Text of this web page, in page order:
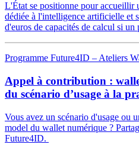
L'État se positionne pour accueillir
dédiée à l'intelligence artificielle et
d'euros de capacités de calcul si un
Programme Future4ID – Ateliers
Appel à contribution :
du scénario d’usage à la
Vous avez un scénario d'usage ou
model du wallet numérique ?
Future4ID.